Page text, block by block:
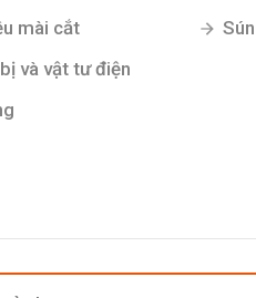
mài cắt
và vật tư điện